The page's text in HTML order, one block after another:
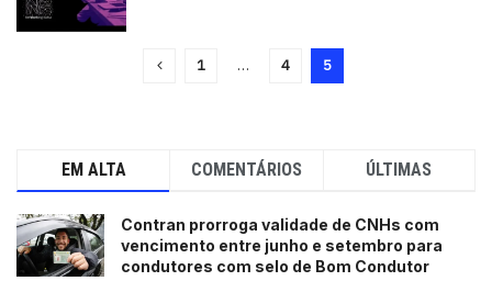
1 … 4 5
EM ALTA COMENTÁRIOS ÚLTIMAS
Contran prorroga validade de CNHs com
vencimento entre junho e setembro para
condutores com selo de Bom Condutor